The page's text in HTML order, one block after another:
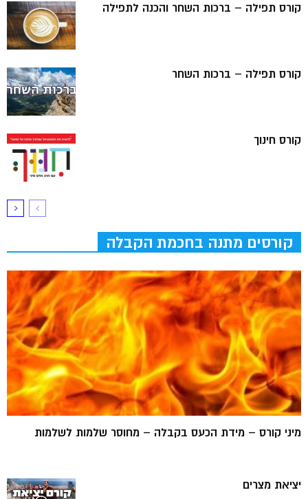
קורס תפילה – ברכות השחר והכנה לתפילה
קורס תפילה – ברכות השחר
קורס חינוך
קורסים מתנה בחכמת הקבלה
מיני קורס – מידת הכעס בקבלה – מחוסר שלמות לשלמות
יציאת מצרים